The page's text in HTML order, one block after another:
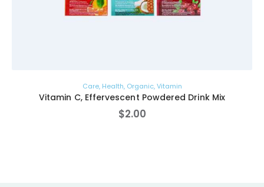
Care, Health, Organic,Vitamin
Vitamin C, Effervescent Powdered Drink Mix
$2.00